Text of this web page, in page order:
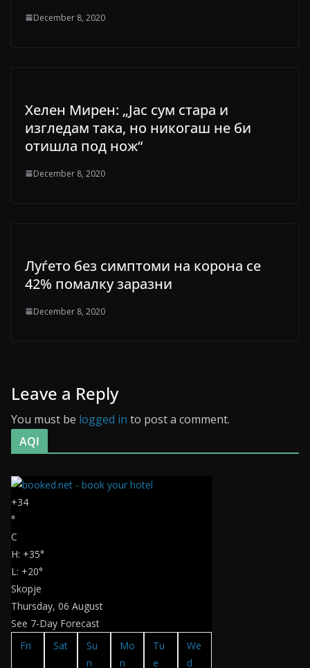
December 8, 2020
Хелен Мирен: „Јас сум стара и
изгледам така, но никогаш не би
отишла под нож“
December 8, 2020
Луѓето без симптоми на корона се
42% помалку заразни
December 8, 2020
Leave a Reply
You must be logged in to post a comment.
AQI
+34
°
C
H: +35°
L: +20°
Skopje
Thursday, 06 August
See 7-Day Forecast
Fri
Sat
Su
n
Mo
n
Tu
e
We
d